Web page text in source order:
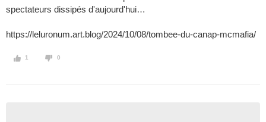
spectateurs dissipés d'aujourd'hui…
https://leluronum.art.blog/2024/10/08/tombee-du-canap-mcmafia/
1 0